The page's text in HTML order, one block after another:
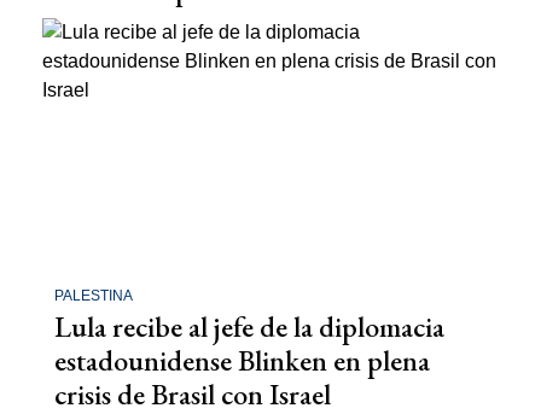
PALESTINA
Lula recibe al jefe de la diplomacia
estadounidense Blinken en plena
crisis de Brasil con Israel